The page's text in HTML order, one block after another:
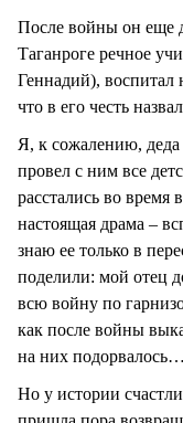
После войны он еще
Таганроге речное
Геннадий), воспитал
что в его честь
Я, к сожалению, деда
провел с ним все
расстались во
настоящая драма –
знаю ее только в
поделили: мой отец
всю войну по
как после войны
на них подорвалось…
Но у истории